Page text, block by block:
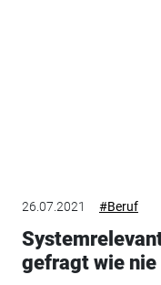
26.07.2021 #Beruf
gefragt wie nie